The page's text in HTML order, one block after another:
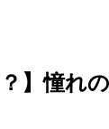
？】憧れ